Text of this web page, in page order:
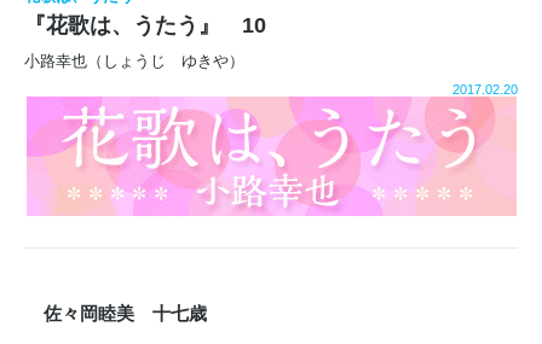
『花歌は、うたう』 10
小路幸也（しょうじ ゆきや）
2017.02.20
佐々岡睦美 十七歳